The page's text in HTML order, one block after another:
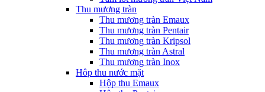
Thu mương tràn
Thu mương tràn Emaux
Thu mương tràn Pentair
Thu mương tràn Kripsol
Thu mương tràn Astral
Thu mương tràn Inox
Hôp thu nước mặt
Hộp thu Emaux